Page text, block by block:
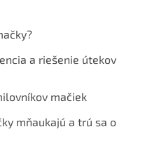
a riešenie útekov
mačiek
mňaukajú a trú sa o